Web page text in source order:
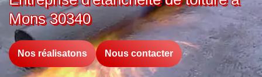
Mons 30340
Nos réalisatons Nous contacter